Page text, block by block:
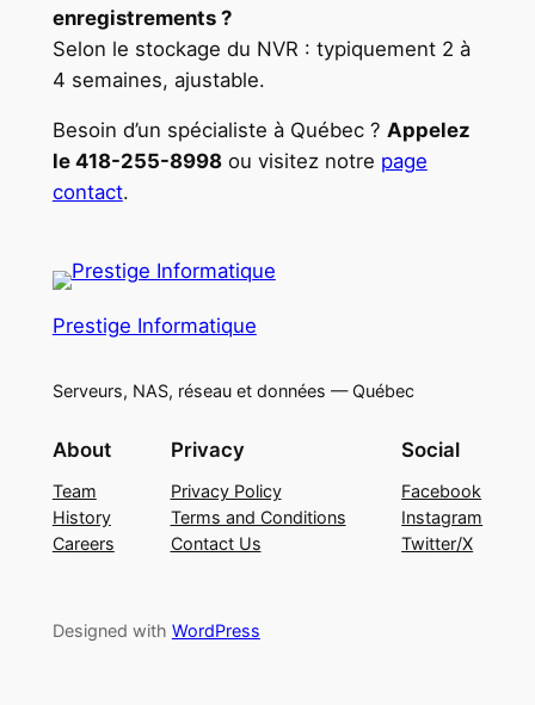
enregistrements ?
Selon le stockage du NVR : typiquement 2 à
4 semaines, ajustable.
Besoin d’un spécialiste à Québec ? Appelez
le 418-255-8998ou visitez notre page
contact.
Prestige Informatique
Serveurs, NAS, réseau et données — Québec
About
Team
History
Careers
Privacy
Privacy Policy
Terms and Conditions
Contact Us
Social
Facebook
Instagram
Twitter/X
Designed with WordPress